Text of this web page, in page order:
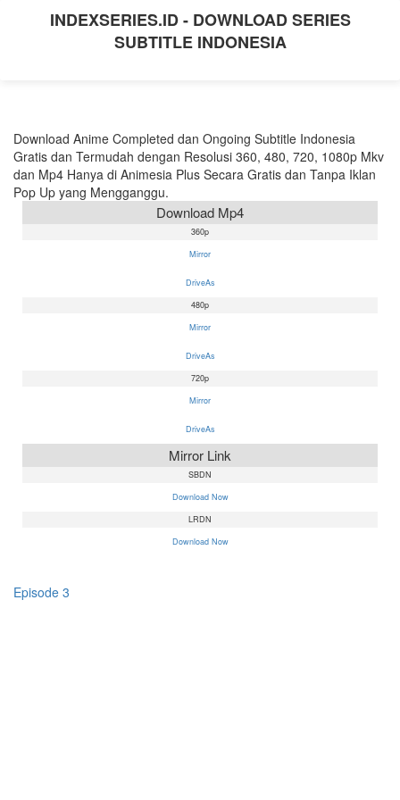
INDEXSERIES.ID - DOWNLOAD SERIES
SUBTITLE INDONESIA
Download Anime Completed dan Ongoing Subtitle Indonesia
Gratis dan Termudah dengan Resolusi 360, 480, 720, 1080p Mkv
dan Mp4 Hanya di Animesia Plus Secara Gratis dan Tanpa Iklan
Pop Up yang Mengganggu.
Download Mp4
360p
Mirror
DriveAs
480p
Mirror
DriveAs
720p
Mirror
DriveAs
Mirror Link
SBDN
Download Now
LRDN
Download Now
Episode 3